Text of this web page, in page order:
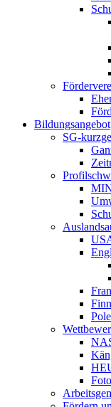
Bildungsangebot
SG-